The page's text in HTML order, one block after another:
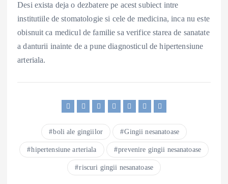
Desi exista deja o dezbatere pe acest subiect intre
institutiile de stomatologie si cele de medicina, inca nu este
obisnuit ca medicul de familie sa verifice starea de sanatate
a danturii inainte de a pune diagnosticul de hipertensiune
arteriala.
boli ale gingiilor Gingii nesanatoase
hipertensiune arteriala prevenire gingii nesanatoase
riscuri gingii nesanatoase